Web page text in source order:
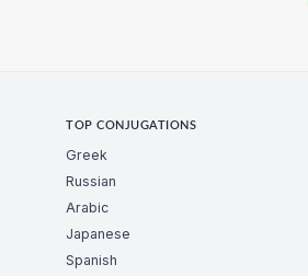
TOP CONJUGATIONS
Greek
Russian
Arabic
Japanese
Spanish